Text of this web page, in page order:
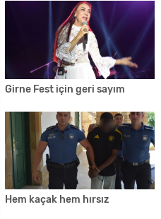
Girne Fest için geri sayım
Hem kaçak hem hırsız